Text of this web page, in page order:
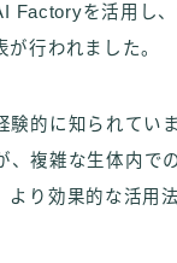
Factoryを活用し
行われました。
験的に知られてい
複雑な生体内で
より効果的な活用